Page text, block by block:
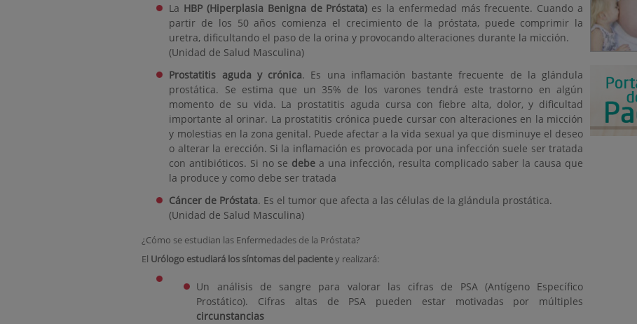
La HBP (Hiperplasia Benigna de Próstata) es la enfermedad más frecuente. Cuando a
partir de los 50 años comienza el crecimiento de la próstata, puede comprimir la
uretra, dificultando el paso de la orina y provocando alteraciones durante la micción.
(Unidad de Salud Masculina)
Prostatitis aguda y crónica. Es una inflamación bastante frecuente de la glándula
prostática. Se estima que un 35% de los varones tendrá este trastorno en algún
momento de su vida. La prostatitis aguda cursa con fiebre alta, dolor, y dificultad
importante al orinar. La prostatitis crónica puede cursar con alteraciones en la micción
y molestias en la zona genital. Puede afectar a la vida sexual ya que disminuye el deseo
o alterar la erección. Si la inflamación es provocada por una infección suele ser tratada
con antibióticos. Si no se debe a una infección, resulta complicado saber la causa que
la produce y como debe ser tratada
Cáncer de Próstata. Es el tumor que afecta a las células de la glándula prostática.
(Unidad de Salud Masculina)
¿Cómo se estudian las Enfermedades de la Próstata?
El Urólogo estudiará los síntomas del pacientey realizará:
Un análisis de sangre para valorar las cifras de PSA (Antígeno Específico
Prostático). Cifras altas de PSA pueden estar motivadas por múltiples
circunstancias